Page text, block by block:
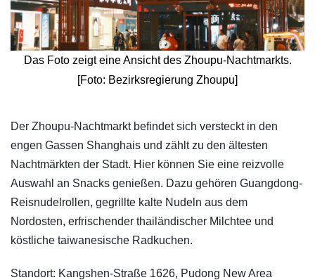
Das Foto zeigt eine Ansicht des Zhoupu-Nachtmarkts.
[Foto: Bezirksregierung Zhoupu]
​Der Zhoupu-Nachtmarkt befindet sich versteckt in den
engen Gassen Shanghais und zählt zu den ältesten
Nachtmärkten der Stadt. Hier können Sie eine reizvolle
Auswahl an Snacks genießen. Dazu gehören Guangdong-
Reisnudelrollen, gegrillte kalte Nudeln aus dem
Nordosten, erfrischender thailändischer Milchtee und
köstliche taiwanesische Radkuchen.
Standort: Kangshen-Straße 1626, Pudong New Area